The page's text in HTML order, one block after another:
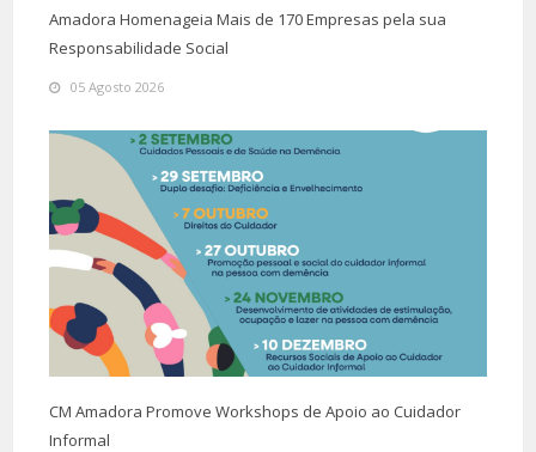
Amadora Homenageia Mais de 170 Empresas pela sua
Responsabilidade Social
05 Agosto 2026
CM Amadora Promove Workshops de Apoio ao Cuidador
Informal